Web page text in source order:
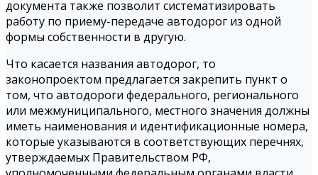
документа также позволит систематизировать
работу по приему-передаче автодорог из одной
формы собственности в другую.
Что касается названия автодорог, то
законопроектом предлагается закрепить пункт о
том, что автодороги федерального, регионального
или межмуниципального, местного значения должны
иметь наименования и идентификационные номера,
которые указываются в соответствующих перечнях,
утверждаемых Правительством РФ,